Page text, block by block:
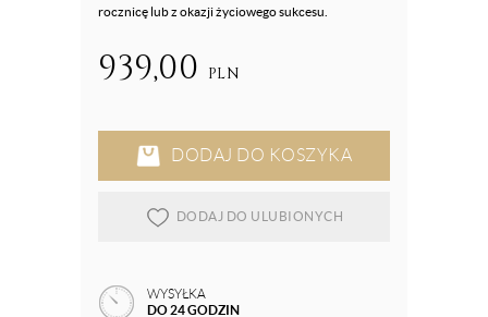
rocznicę lub z okazji życiowego sukcesu.
939,00 PLN
DODAJ DO KOSZYKA
DODAJ DO ULUBIONYCH
WYSYŁKA
DO 24 GODZIN